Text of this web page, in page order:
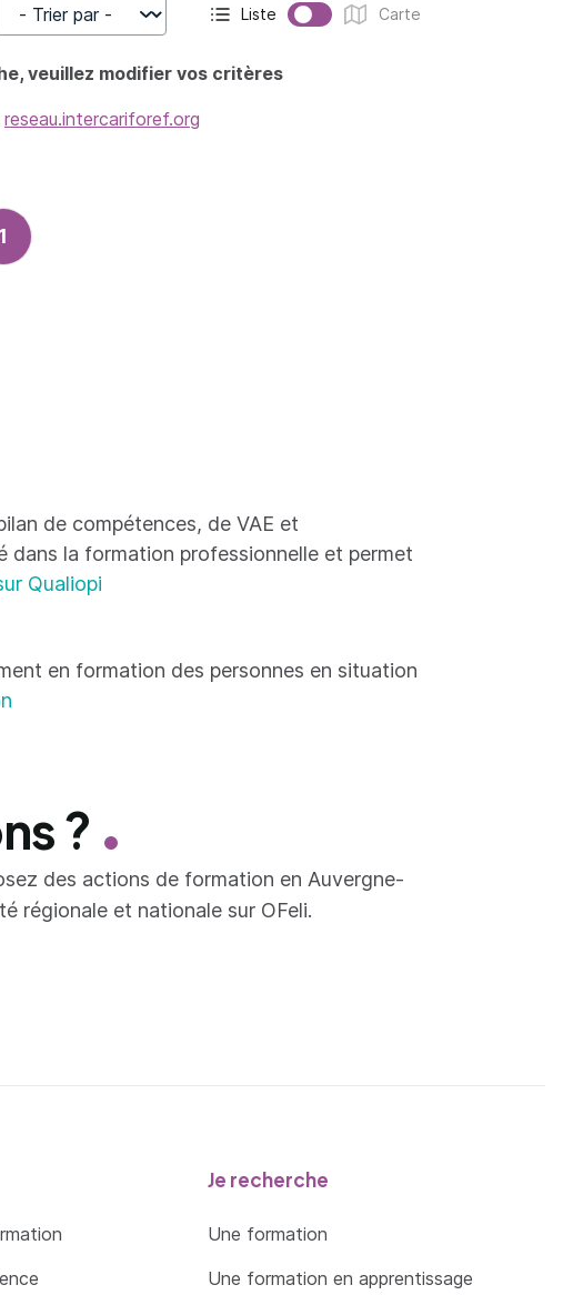
Trier par Affichage actif :
Liste
Affichage :
Carte
veuillez modifier vos critères
reseau.intercariforef.org
1
de compétences, de VAE et
dans la formation professionnelle et permet
Qualiopi
en formation des personnes en situation
?
des actions de formation en Auvergne-
régionale et nationale sur OFeli.
Je recherche
Une formation
Une formation en apprentissage